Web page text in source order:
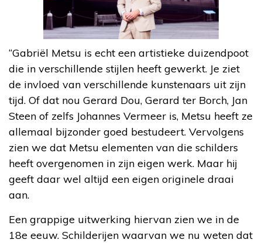
“Gabriël Metsu is echt een artistieke duizendpoot
die in verschillende stijlen heeft gewerkt. Je ziet
de invloed van verschillende kunstenaars uit zijn
tijd. Of dat nou Gerard Dou, Gerard ter Borch, Jan
Steen of zelfs Johannes Vermeer is, Metsu heeft ze
allemaal bijzonder goed bestudeert. Vervolgens
zien we dat Metsu elementen van die schilders
heeft overgenomen in zijn eigen werk. Maar hij
geeft daar wel altijd een eigen originele draai
aan.
Een grappige uitwerking hiervan zien we in de
18e eeuw. Schilderijen waarvan we nu weten dat